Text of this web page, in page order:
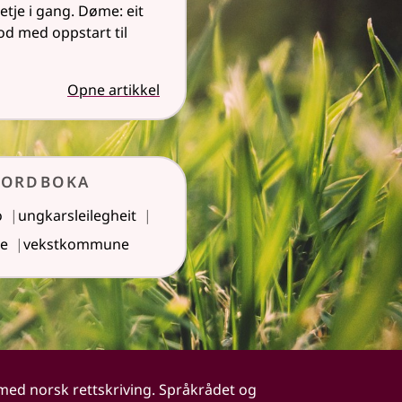
i gang. Døme: eit
med oppstart til
Opne artikkel
ungkarsleilegheit
vekstkommune
norsk rettskriving. Språkrådet og